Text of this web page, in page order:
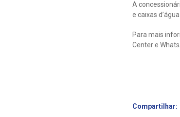
A
e caixas
Para mais
Center e
Compartilhar: